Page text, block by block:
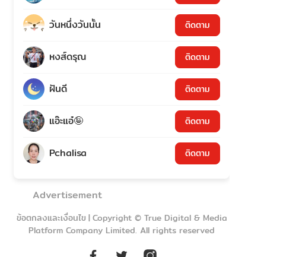
วันหนึ่งวันนั้น ติดตาม
หงส์ดรุณ ติดตาม
ฝันดี ติดตาม
แอ๊ะแอ๋🤪 ติดตาม
Pchalisa ติดตาม
Advertisement
ข้อตกลงและเงื่อนไข | Copyright © True Digital & Media
Platform Company Limited. All rights reserved